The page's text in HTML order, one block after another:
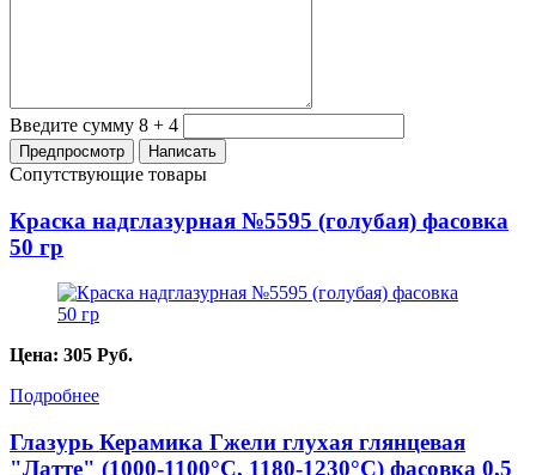
Введите сумму 8 + 4
Сопутствующие товары
Краска надглазурная №5595 (голубая) фасовка
50 гр
Цена: 305 Руб.
Подробнее
Глазурь Керамика Гжели глухая глянцевая
"Латте" (1000-1100°С, 1180-1230°С) фасовка 0,5